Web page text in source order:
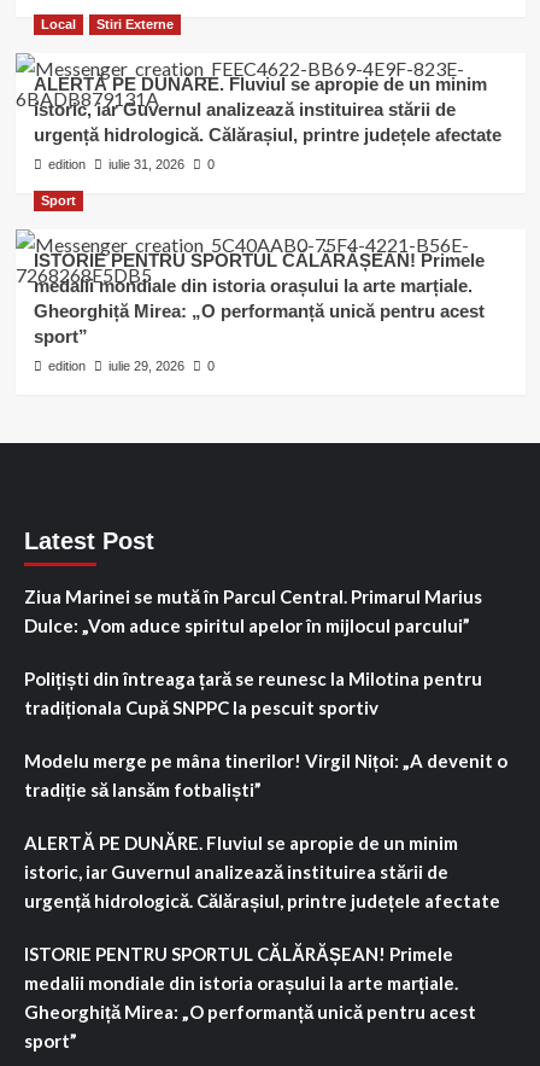
Local Stiri Externe
ALERTĂ PE DUNĂRE. Fluviul se apropie de un minim
istoric, iar Guvernul analizează instituirea stării de
urgență hidrologică. Călărașiul, printre județele afectate
edition iulie 31, 2026 0
Sport
ISTORIE PENTRU SPORTUL CĂLĂRĂȘEAN! Primele
medalii mondiale din istoria orașului la arte marțiale.
Gheorghiță Mirea: „O performanță unică pentru acest
sport”
edition iulie 29, 2026 0
Latest Post
Ziua Marinei se mută în Parcul Central. Primarul Marius
Dulce: „Vom aduce spiritul apelor în mijlocul parcului”
Polițiști din întreaga țară se reunesc la Milotina pentru
tradiționala Cupă SNPPC la pescuit sportiv
Modelu merge pe mâna tinerilor! Virgil Nițoi: „A devenit o
tradiție să lansăm fotbaliști”
ALERTĂ PE DUNĂRE. Fluviul se apropie de un minim
istoric, iar Guvernul analizează instituirea stării de
urgență hidrologică. Călărașiul, printre județele afectate
ISTORIE PENTRU SPORTUL CĂLĂRĂȘEAN! Primele
medalii mondiale din istoria orașului la arte marțiale.
Gheorghiță Mirea: „O performanță unică pentru acest
sport”